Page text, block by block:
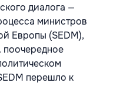
диалога —
министров
Европы (SEDM),
поочередное
перешло к